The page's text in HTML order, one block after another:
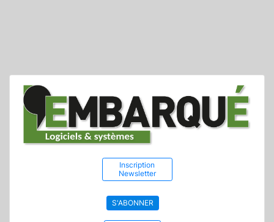
Inscription
Newsletter
S'ABONNER